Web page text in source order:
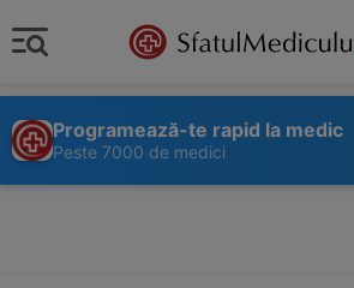
Programează-te rapid la medic
Peste 7000 de medici